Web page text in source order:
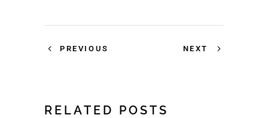
PREVIOUS NEXT
RELATED POSTS